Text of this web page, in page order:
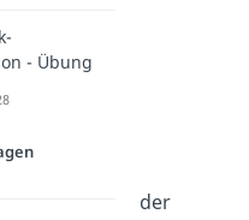
, der
- Übung